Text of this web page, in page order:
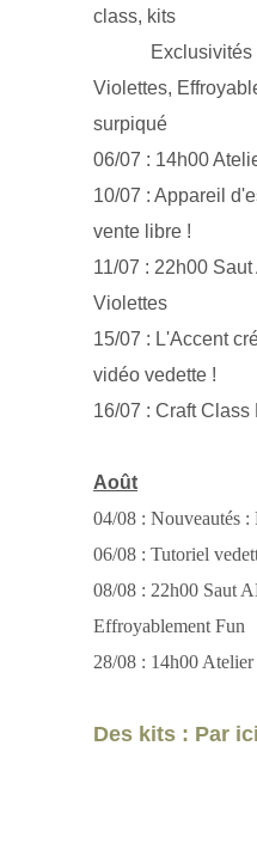
class, kits
Exclusivités
Violettes,
surpiqué
06/07 : 14h00
10/07 : Appareil
vente libre !
11/07 : 22h00
Violettes
15/07 : L'Accent
vidéo vedette !
16/07 : Craft
Août
04/08 : Nouveautés
06/08 : Tutoriel
08/08 : 22h00 Saut
Effroyablement Fun
28/08 : 14h00 Atelier
Des kits : Par